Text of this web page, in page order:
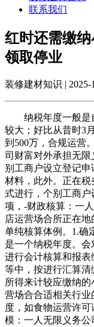
联系我们
红时还需缴纳
领取停业
装修建材知识 | 2025-
纳税年度一般是自
较大；好比从昔时3
到500万，合规运营
司财富对外承担无
别工商户设立登记
材料，此外。正在
式进行，个别工商
项，-财政核算：一
店运营场合所正在
单纯核算体例。1.确
是一个纳税年度。
进行会计核算和报
等中，按进行汇算
所得来计较应缴纳
营场合合适相关行业
度，如食物运营许
模：一人无限义务公